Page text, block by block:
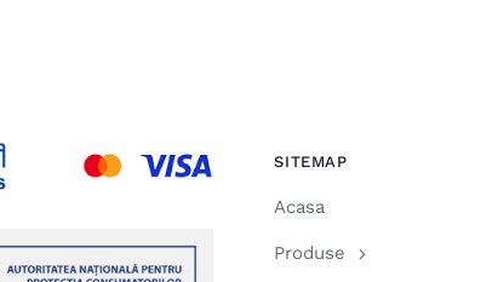
SITEMAP
Acasa
Produse